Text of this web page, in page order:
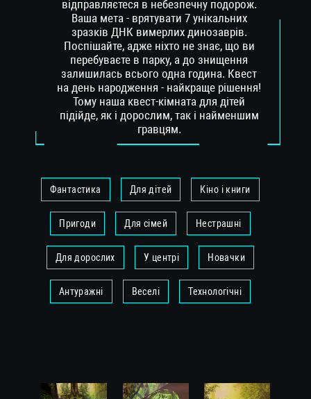
відправляєтеся в небезпечну подорож.
Ваша мета - врятувати 7 унікальних
зразків ДНК вимерлих динозаврів.
Поспішайте, адже ніхто не знає, що ви
перебуваєте в парку, а до знищення
залишилась всього одна година. Квест
на день народження - найкраще рішення!
Тому наша квест-кімната для дітей
підійде, як і дорослим, так і найменшим
гравцям.
Фантастика Для дітей Кіно і книги
Пригоди Для сімей Нестрашні
Для дорослих У центрі Новачки
Антуражні Веселі Технологічні